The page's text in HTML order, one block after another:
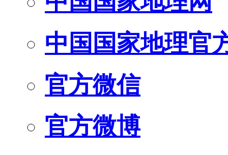
中国国家地理官
官方微信
官方微博